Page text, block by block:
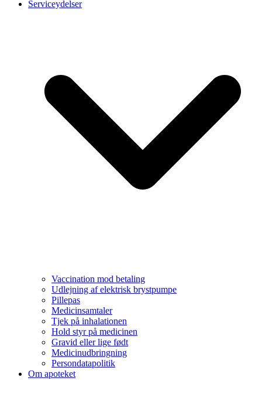
Serviceydelser
Vaccination mod betaling
Udlejning af elektrisk brystpumpe
Pillepas
Medicinsamtaler
Tjek på inhalationen
Hold styr på medicinen
Gravid eller lige født
Medicinudbringning
Persondatapolitik
Om apoteket